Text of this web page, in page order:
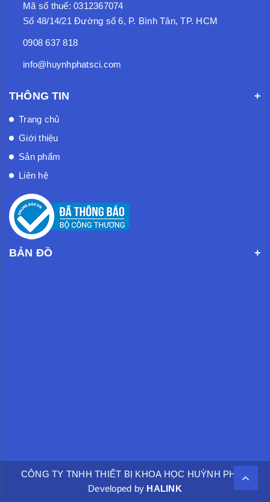
Mã số thuế: 0312367074
Số 48/14/21 Đường số 6, P. Bình Tân, TP. HCM
0908 637 818
info@huynhphatsci.com
THÔNG TIN
Trang chủ
Giới thiệu
Sản phẩm
Liên hệ
BẢN ĐỒ
CÔNG TY TNHH THIẾT BỊ KHOA HỌC HUỲNH PHÁT.
Developed by HALINK